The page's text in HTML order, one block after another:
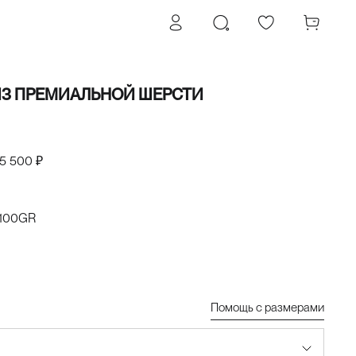
ПРЕМИАЛЬНОЙ ШЕРСТИ
Помощь с размерами
5 500 ₽